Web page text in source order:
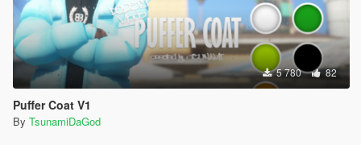
5 780 82
Puffer Coat V1
By TsunamiDaGod